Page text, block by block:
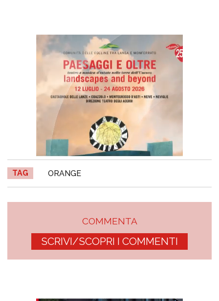
TAG ORANGE
COMMENTA
SCRIVI/SCOPRI I COMMENTI